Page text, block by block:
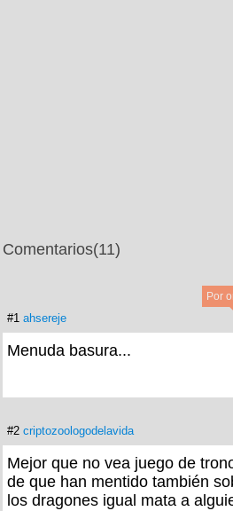
Comentarios(11)
Por
#1 ahsereje
Menuda basura...
#2 criptozoologodelavida
Mejor que no vea juego de
de que han mentido también
los dragones igual mata a